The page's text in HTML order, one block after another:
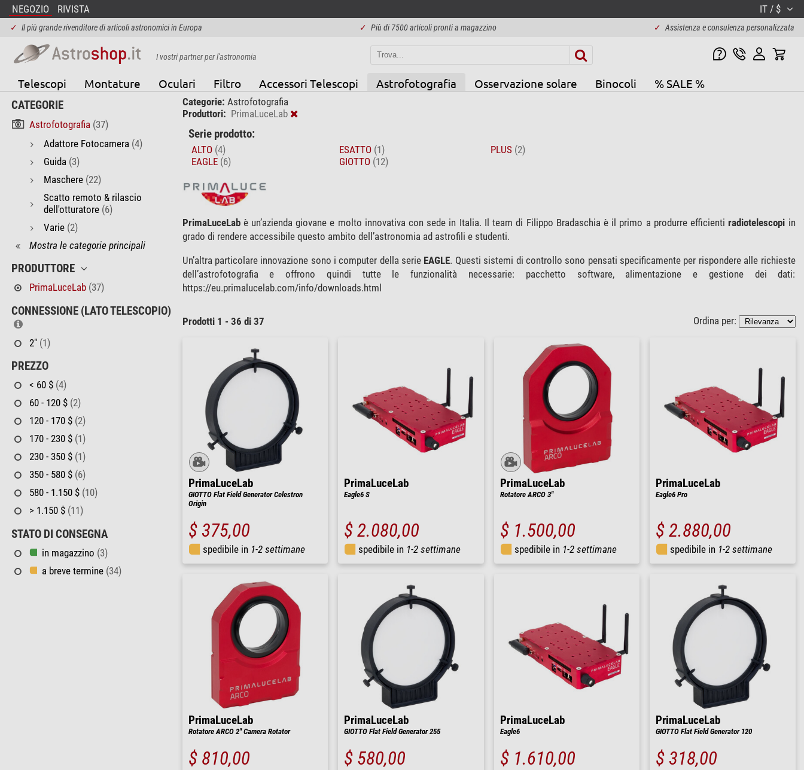
NEGOZIO RIVISTA IT / $
✓ Il più grande rivenditore di articoli astronomici in Europa ✓ Più di 7500 articoli pronti a magazzino ✓ Assistenza e consulenza personalizzata
I vostri partner per l'astronomia
Telescopi Montature Oculari Filtro Accessori Telescopi Astrofotografia Osservazione solare Binocoli % SALE %
CATEGORIE
Astrofotografia (37)
Adattore Fotocamera (4)
Guida (3)
Maschere (22)
Scatto remoto & rilascio
dell'otturatore (6)
Varie (2)
Mostra le categorie principali
PRODUTTORE
PrimaLuceLab (37)
CONNESSIONE (LATO TELESCOPIO)
2" (1)
PREZZO
< 60 $ (4)
60 - 120 $ (2)
120 - 170 $ (2)
170 - 230 $ (1)
230 - 350 $ (1)
350 - 580 $ (6)
580 - 1.150 $ (10)
> 1.150 $ (11)
STATO DI CONSEGNA
in magazzino (3)
a breve termine (34)
Categorie: Astrofotografia
Produttori: PrimaLuceLab
Serie prodotto:
ALTO (4)
EAGLE (6)
ESATTO (1)
GIOTTO (12)
PLUS (2)
PrimaLuceLabè un’azienda giovane e molto innovativa con sede in Italia. Il team di Filippo Bradaschia è il primo a produrre efficientiradiotelescopi in
grado di rendere accessibile questo ambito dell’astronomia ad astrofili e studenti.
Un’altra particolare innovazione sono i computer della serie EAGLE. Questi sistemi di controllo sono pensati specificamente per rispondere alle richieste
dell’astrofotografia e offrono quindi tutte le funzionalità necessarie: pacchetto software, alimentazione e gestione dei dati:
https://eu.primalucelab.com/info/downloads.html
Prodotti 1 - 36 di 37 Ordina per:
PrimaLuceLab
GIOTTO Flat Field Generator Celestron
Origin
$ 375,00
spedibile in 1-2 settimane
PrimaLuceLab
Eagle6 S
$ 2.080,00
spedibile in 1-2 settimane
PrimaLuceLab
Rotatore ARCO 3"
$ 1.500,00
spedibile in 1-2 settimane
PrimaLuceLab
Eagle6 Pro
$ 2.880,00
spedibile in 1-2 settimane
PrimaLuceLab
Rotatore ARCO 2" Camera Rotator
$ 810,00
PrimaLuceLab
GIOTTO Flat Field Generator 255
$ 580,00
PrimaLuceLab
Eagle6
$ 1.610,00
PrimaLuceLab
GIOTTO Flat Field Generator 120
$ 318,00